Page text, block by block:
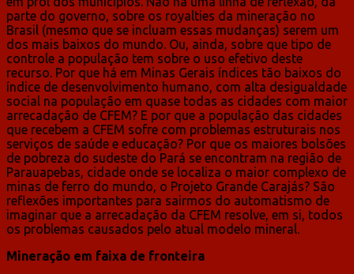
parte do governo, sobre os royalties da mineração no
Brasil (mesmo que se incluam essas mudanças) serem um
dos mais baixos do mundo. Ou, ainda, sobre que tipo de
controle a população tem sobre o uso efetivo deste
recurso. Por que há em Minas Gerais índices tão baixos do
índice de desenvolvimento humano, com alta desigualdade
social na população em quase todas as cidades com maior
arrecadação de CFEM? E por que a população das cidades
que recebem a CFEM sofre com problemas estruturais nos
serviços de saúde e educação? Por que os maiores bolsões
de pobreza do sudeste do Pará se encontram na região de
Parauapebas, cidade onde se localiza o maior complexo de
minas de ferro do mundo, o Projeto Grande Carajás? São
reflexões importantes para sairmos do automatismo de
imaginar que a arrecadação da CFEM resolve, em si, todos
os problemas causados pelo atual modelo mineral.
Mineração em faixa de fronteira